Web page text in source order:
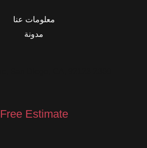
معلومات عنا
مدونة
Free Estimate